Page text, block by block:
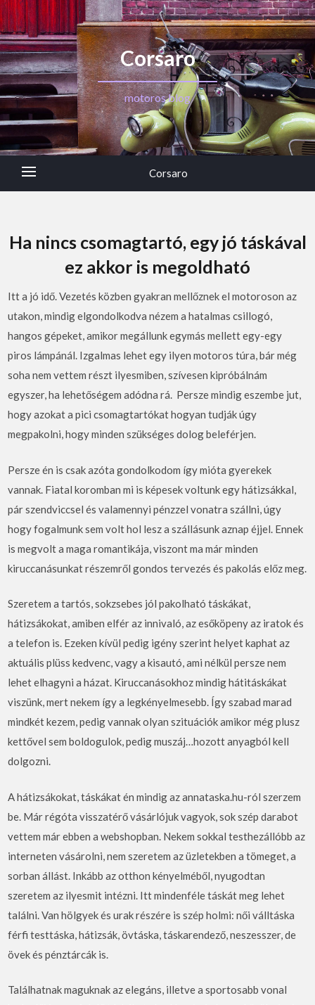
Corsaro
motoros blog
Corsaro
Ha nincs csomagtartó, egy jó táskával
ez akkor is megoldható
Itt a jó idő. Vezetés közben gyakran mellőznek el motoroson az
utakon, mindig elgondolkodva nézem a hatalmas csillogó,
hangos gépeket, amikor megállunk egymás mellett egy-egy
piros lámpánál. Izgalmas lehet egy ilyen motoros túra, bár még
soha nem vettem részt ilyesmiben, szívesen kipróbálnám
egyszer, ha lehetőségem adódna rá. Persze mindig eszembe jut,
hogy azokat a pici csomagtartókat hogyan tudják úgy
megpakolni, hogy minden szükséges dolog beleférjen.
Persze én is csak azóta gondolkodom így mióta gyerekek
vannak. Fiatal koromban mi is képesek voltunk egy hátizsákkal,
pár szendviccsel és valamennyi pénzzel vonatra szállni, úgy
hogy fogalmunk sem volt hol lesz a szállásunk aznap éjjel. Ennek
is megvolt a maga romantikája, viszont ma már minden
kiruccanásunkat részemről gondos tervezés és pakolás előz meg.
Szeretem a tartós, sokzsebes jól pakolható táskákat,
hátizsákokat, amiben elfér az innivaló, az esőköpeny az iratok és
a telefon is. Ezeken kívül pedig igény szerint helyet kaphat az
aktuális plüss kedvenc, vagy a kisautó, ami nélkül persze nem
lehet elhagyni a házat. Kiruccanásokhoz mindig hátitáskákat
viszünk, mert nekem így a legkényelmesebb. Így szabad marad
mindkét kezem, pedig vannak olyan szituációk amikor még plusz
kettővel sem boldogulok, pedig muszáj…hozott anyagból kell
dolgozni.
A hátizsákokat, táskákat én mindig az annataska.hu-ról szerzem
be. Már régóta visszatérő vásárlójuk vagyok, sok szép darabot
vettem már ebben a webshopban. Nekem sokkal testhezállóbb az
interneten vásárolni, nem szeretem az üzletekben a tömeget, a
sorban állást. Inkább az otthon kényelméből, nyugodtan
szeretem az ilyesmit intézni. Itt mindenféle táskát meg lehet
találni. Van hölgyek és urak részére is szép holmi: női válltáska
férfi testtáska, hátizsák, övtáska, táskarendező, neszesszer, de
övek és pénztárcák is.
Találhatnak maguknak az elegáns, illetve a sportosabb vonal